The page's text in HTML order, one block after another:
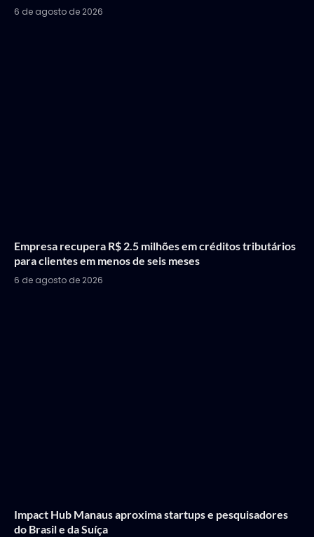
6 de agosto de 2026
Empresa recupera R$ 2.5 milhões em créditos tributários
para clientes em menos de seis meses
6 de agosto de 2026
Impact Hub Manaus aproxima startups e pesquisadores
do Brasil e da Suíça